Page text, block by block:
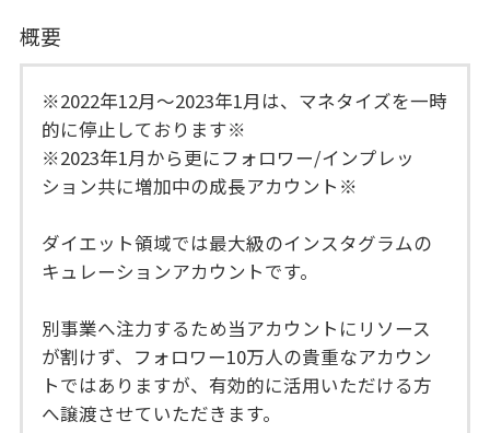
概要
※2022年12月〜2023年1月は、マネタイズを一時
的に停止しております※
※2023年1月から更にフォロワー/インプレッ
ション共に増加中の成長アカウント※
ダイエット領域では最大級のインスタグラムの
キュレーションアカウントです。
別事業へ注力するため当アカウントにリソース
が割けず、フォロワー10万人の貴重なアカウン
トではありますが、有効的に活用いただける方
へ譲渡させていただきます。